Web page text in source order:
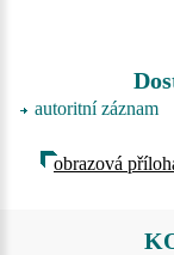
autoritní záznam
obrazová